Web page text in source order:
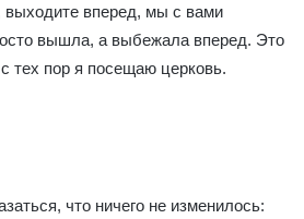
выходите вперед, мы с вами
вышла, а выбежала вперед. Это
тех пор я посещаю церковь.
что ничего не изменилось: